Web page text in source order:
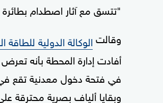
"تتسق مع آثار اصطدام
وقالت الوكالة الدولية للطاقة
أفادت إدارة المحطة بأنه
في فتحة دخول معدنية تقع
وبقايا ألياف بصرية محترقة